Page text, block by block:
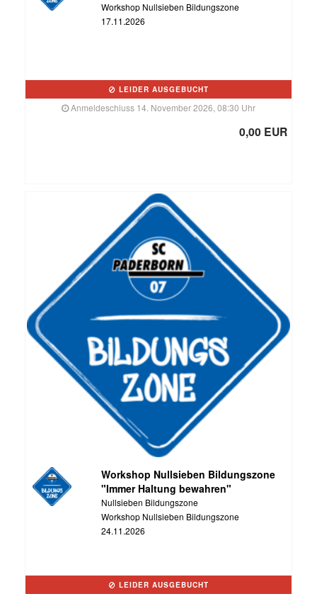
Workshop Nullsieben Bildungszone
17.11.2026
LEIDER AUSGEBUCHT
Anmeldeschluss 14. November 2026, 08:30 Uhr
0,00 EUR
Workshop Nullsieben Bildungszone
"Immer Haltung bewahren"
Nullsieben Bildungszone
Workshop Nullsieben Bildungszone
24.11.2026
LEIDER AUSGEBUCHT